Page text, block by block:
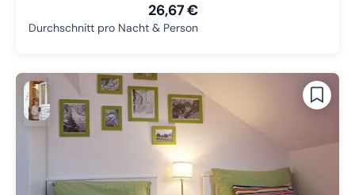
26,67 €
Durchschnitt pro Nacht & Person